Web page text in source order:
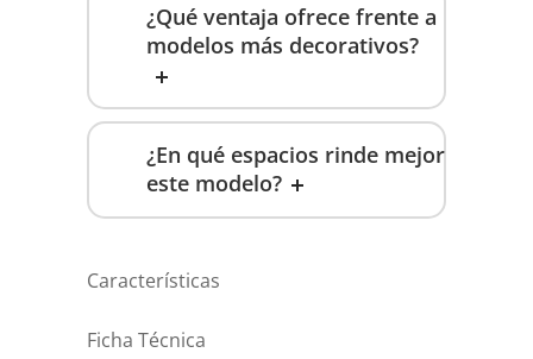
¿Qué ventaja ofrece frente a
modelos más decorativos?
¿En qué espacios rinde mejor
este modelo?
Características
Ficha Técnica